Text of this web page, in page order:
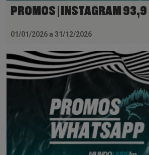
PROMOS | INSTAGRAM 93,9
01/01/2026 a 31/12/2026